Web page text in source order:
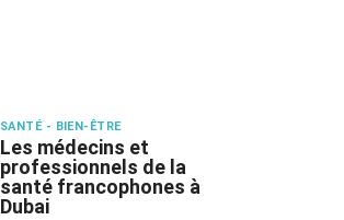
SANTÉ - BIEN-ÊTRE
Les médecins et
professionnels de la
santé francophones à
Dubai